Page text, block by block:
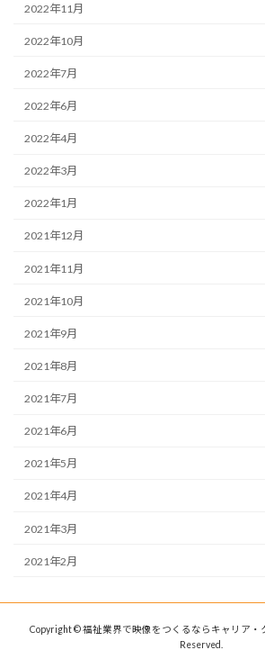
2022年11月
2022年10月
2022年7月
2022年6月
2022年4月
2022年3月
2022年1月
2021年12月
2021年11月
2021年10月
2021年9月
2021年8月
2021年7月
2021年6月
2021年5月
2021年4月
2021年3月
2021年2月
Copyright © 福祉業界で映像をつくるならキャリア・
Reserved.